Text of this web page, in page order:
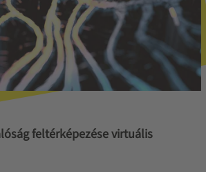
feltérképezése virtuális